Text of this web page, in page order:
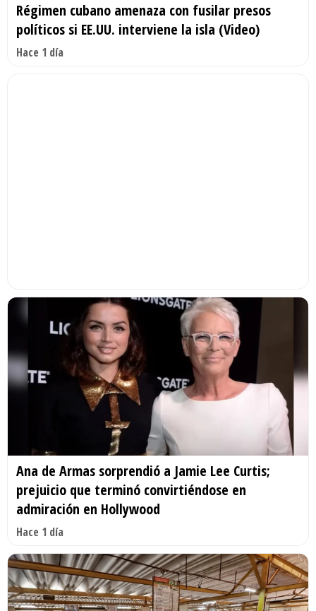
Régimen cubano amenaza con fusilar presos
políticos si EE.UU. interviene la isla (Video)
Hace 1 día
Ana de Armas sorprendió a Jamie Lee Curtis;
prejuicio que terminó convirtiéndose en
admiración en Hollywood
Hace 1 día